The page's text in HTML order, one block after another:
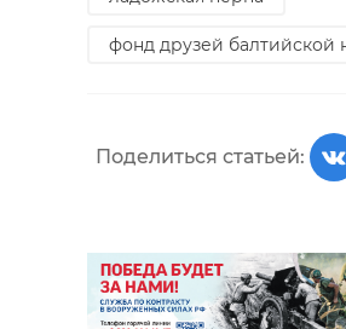
фонд друзей балтийской
Поделиться статьей: